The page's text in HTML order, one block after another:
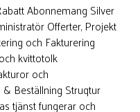
Abonnemang Silver
Offerter, Projekt
och Fakturering
kvittotolk
och
Beställning Struqtur
tjänst fungerar och